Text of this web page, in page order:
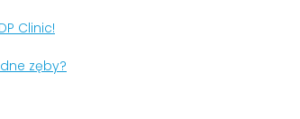
Clinic!
zęby?